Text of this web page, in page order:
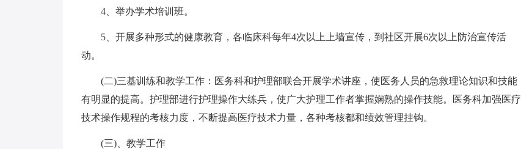
4、举办学术培训班。
5、开展多种形式的健康教育，各临床科每年4次以上上墙宣传，到社区开展6次以上防治宣传活
动。
(二)三基训练和教学工作：医务科和护理部联合开展学术讲座，使医务人员的急救理论知识和技能
有明显的提高。护理部进行护理操作大练兵，使广大护理工作者掌握娴熟的操作技能。医务科加强医疗
技术操作规程的考核力度，不断提高医疗技术力量，各种考核都和绩效管理挂钩。
(三)、教学工作